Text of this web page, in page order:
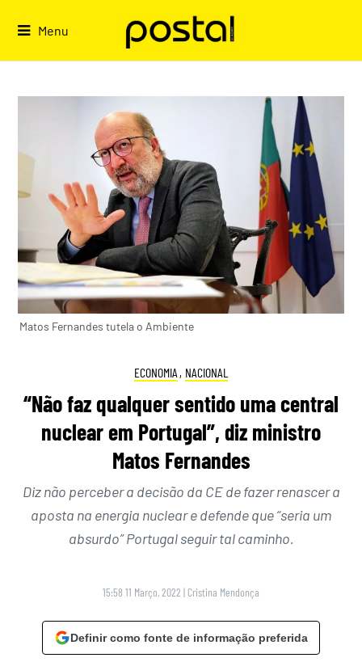
Menu
Matos Fernandes tutela o Ambiente
ECONOMIA , NACIONAL
“Não faz qualquer sentido uma central
nuclear em Portugal”, diz ministro
Matos Fernandes
Diz não perceber a decisão da CE de fazer renascer a
aposta na energia nuclear e defende que “seria um
absurdo” Portugal seguir tal caminho.
15:58 11 Março, 2022 | Cristina Mendonça
Definir como fonte de informação preferida